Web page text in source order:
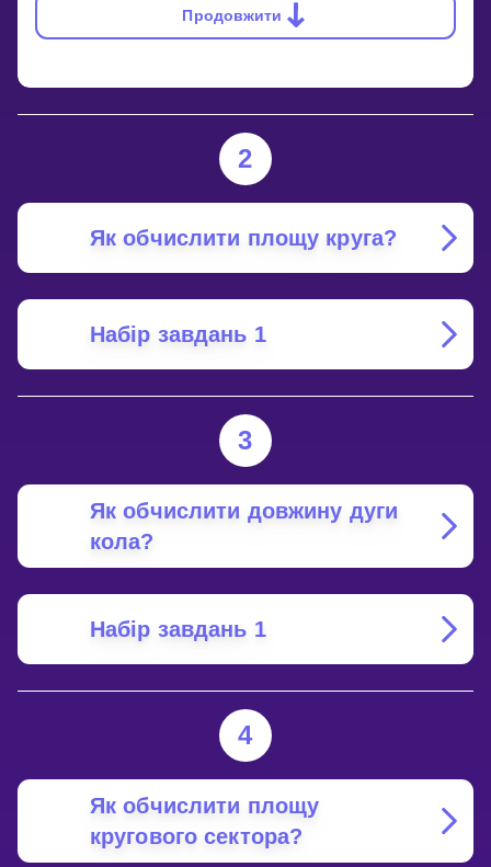
Продовжити
2
Як обчислити площу круга?
Набір завдань 1
3
Як обчислити довжину дуги
кола?
Набір завдань 1
4
Як обчислити площу
кругового сектора?